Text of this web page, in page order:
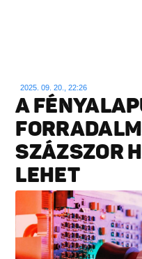
2025. 09. 20., 22:26
A
SZÁZSZOR
LEHET